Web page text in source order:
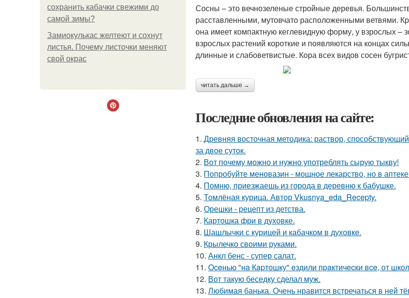
сохранить кабачки свежими до
самой зимы?
Замиокулькас желтеют и сохнут
листья. Почему листочки меняют
свой окрас
Сосны – это вечнозеленые стройные деревья.
расставленными, мутовчато расположенными ветвями.
она имеет компактную кеглевидную форму, у взрослых –
взрослых растений короткие и появляются на концах
длинные и слабоветвистые. Кора всех видов сосен
читать дальше →
Последние обновления на сайте:
1. Древняя восточная методика: раствор,
за двое суток.
2. Вот почему можно и нужно употреблять сырую тыкву!
3. Попробуйте меновазин - мощное лекарство, но в
4. Помню, приезжаешь из города в деревню к бабушке.
5. Томлёная курица. Автор Vkusnya_eda_Recepty.
6. Орешки - рецепт из детства.
7. Картошка фри в духовке.
8. Шашлычки с курицей и кабачком в духовке.
9. Крылечко своими руками.
10. Анкл бенс - супер салат.
11. Oceнью "нa Кapтошку" eздили пpaктичecки вce, от
12. Вот такую беседку сделал муж.
13. Любимая банька. Очень нравится встречаться в ней